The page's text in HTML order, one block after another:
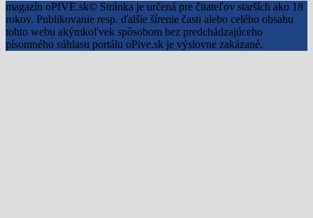
magazín oPIVE.sk© Stránka je určená pre čitateľov starších ako 18
rokov. Publikovanie resp. ďalšie šírenie časti alebo celého obsahu
tohto webu akýmkoľvek spôsobom bez predchádzajúceho
písomného súhlasu portálu oPive.sk je výslovne zakázané.